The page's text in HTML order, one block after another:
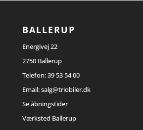
BALLERUP
Energivej 22
2750 Ballerup
Telefon:39 53 54 00
Email:salg@triobiler.dk
Se åbningstider
Værksted Ballerup